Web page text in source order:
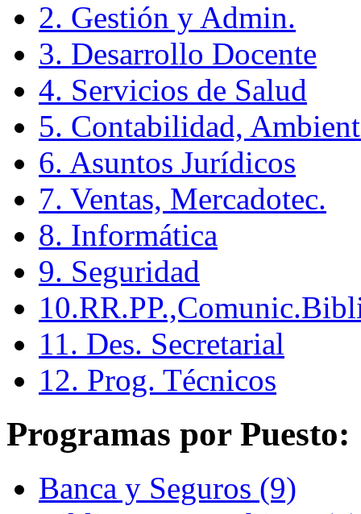
2. Gestión y Admin.
3. Desarrollo Docente
4. Servicios de Salud
5. Contabilidad,
6. Asuntos Jurídicos
7. Ventas, Mercadotec.
8. Informática
9. Seguridad
11. Des. Secretarial
12. Prog. Técnicos
Programas por Puesto:
Banca y Seguros (9)